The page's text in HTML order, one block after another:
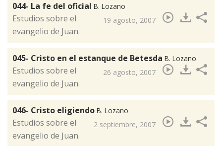
044- La fe del oficial B. Lozano
19 agosto, 2007
​Estudios sobre el
evangelio de Juan.
045- Cristo en el estanque de Betesda B. Lozano
26 agosto, 2007
Estudios sobre el
evangelio de Juan.
046- Cristo eligiendo B. Lozano
2 septiembre, 2007
​Estudios sobre el
evangelio de Juan.